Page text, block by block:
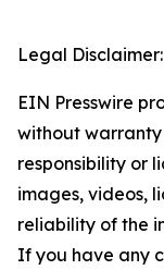
Legal Disclaimer:
EIN Presswire
without
responsibility or
images, videos,
reliability of the
If you have any